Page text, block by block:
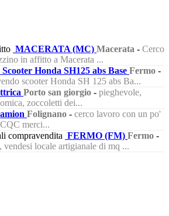
MACERATA (MC) Macerata - Cerco
in affitto a Macerata ...
Scooter Honda SH125 abs Base Fermo -
scooter Honda SH 125 abs Ba...
Porto san giorgio - pieghevole,
zoccoletti dei...
Folignano - cerco lavoro con un po'
merci...
compravendita FERMO (FM) Fermo -
vendesi locale artigianale di mq ...